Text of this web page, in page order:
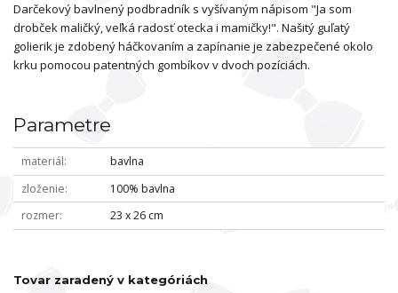
Darčekový bavlnený podbradník s vyšívaným nápisom "Ja som
drobček maličký, veľká radosť otecka i mamičky!". Našitý guľatý
golierik je zdobený háčkovaním a zapínanie je zabezpečené okolo
krku pomocou patentných gombíkov v dvoch pozíciách.
Parametre
materiál
bavlna
zloženie
100% bavlna
rozmer
23 x 26 cm
Tovar zaradený v kategóriách